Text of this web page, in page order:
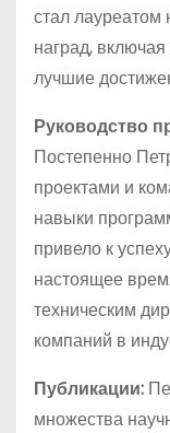
стал лауреатом
наград,
лучшие
Руководство
Постепенно
проектами и
навыки
привело к
настоящее
техническим
компаний в
Публикации:
множества